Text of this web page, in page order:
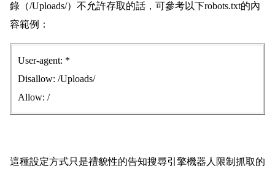
錄（/Uploads/）不允許存取的話，可參考以下robots.txt的內
容範例：
User-agent: *
Disallow: /Uploads/
Allow: /
這種設定方式只是禮貌性的告知搜尋引擎機器人限制抓取的